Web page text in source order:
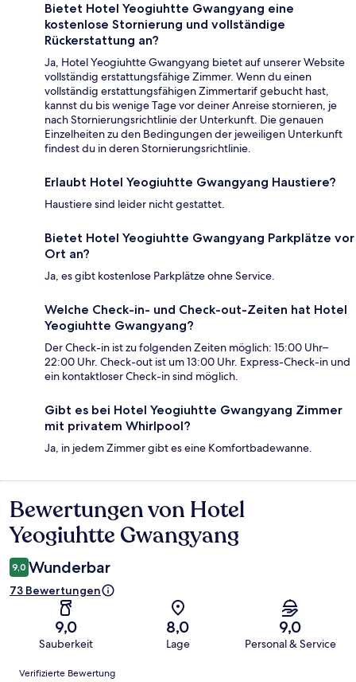
Bietet Hotel Yeogiuhtte Gwangyang eine
kostenlose Stornierung und vollständige
Rückerstattung an?
Ja, Hotel Yeogiuhtte Gwangyang bietet auf unserer Website
vollständig erstattungsfähige Zimmer. Wenn du einen
vollständig erstattungsfähigen Zimmertarif gebucht hast,
kannst du bis wenige Tage vor deiner Anreise stornieren, je
nach Stornierungsrichtlinie der Unterkunft. Die genauen
Einzelheiten zu den Bedingungen der jeweiligen Unterkunft
findest du in deren Stornierungsrichtlinie.
Erlaubt Hotel Yeogiuhtte Gwangyang Haustiere?
Haustiere sind leider nicht gestattet.
Bietet Hotel Yeogiuhtte Gwangyang Parkplätze vor
Ort an?
Ja, es gibt kostenlose Parkplätze ohne Service.
Welche Check-in- und Check-out-Zeiten hat Hotel
Yeogiuhtte Gwangyang?
Der Check-in ist zu folgenden Zeiten möglich: 15:00 Uhr–
22:00 Uhr. Check-out ist um 13:00 Uhr. Express-Check-in und
ein kontaktloser Check-in sind möglich.
Gibt es bei Hotel Yeogiuhtte Gwangyang Zimmer
mit privatem Whirlpool?
Ja, in jedem Zimmer gibt es eine Komfortbadewanne.
Bewertungen
Bewertungen von Hotel
Yeogiuhtte Gwangyang
9,0 Wunderbar
73 Bewertungen
9,0
Sauberkeit
8,0
Lage
9,0
Personal & Service
Bewertungen
Verifizierte Bewertung